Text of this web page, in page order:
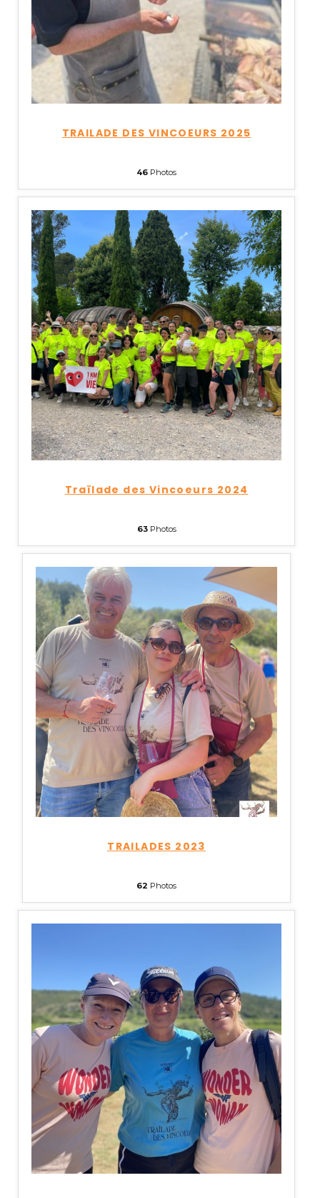
TRAILADE DES VINCOEURS 2025
46 Photos
Traïlade des Vincoeurs 2024
63Photos
TRAILADES 2023
62 Photos